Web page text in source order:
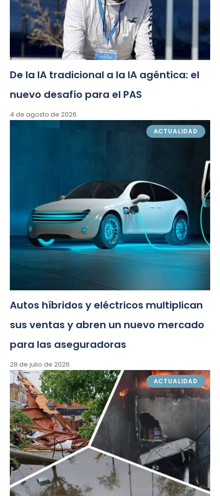
De la IA tradicional a la IA agéntica: el
nuevo desafío para el PAS
4 de agosto de 2026
ACTUALIDAD
Autos híbridos y eléctricos multiplican
sus ventas y abren un nuevo mercado
para las aseguradoras
28 de julio de 2026
ACTUALIDAD